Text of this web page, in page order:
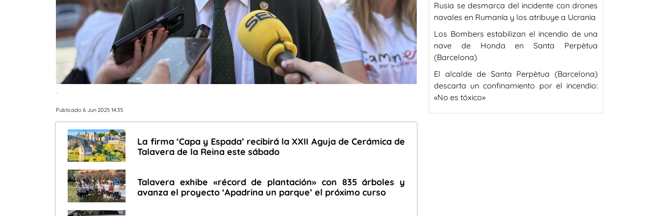
.
Publicado 6 Jun 2025 14:35
La firma ‘Capa y Espada’ recibirá la XXII Aguja de Cerámica de
Talavera de la Reina este sábado
Talavera exhibe «récord de plantación» con 835 árboles y
avanza el proyecto ‘Apadrina un parque’ el próximo curso
Rusia se desmarca del incidente con drones
navales en Rumanía y los atribuye a Ucrania
Los Bombers estabilizan el incendio de una
nave de Honda en Santa Perpètua
(Barcelona)
El alcalde de Santa Perpètua (Barcelona)
descarta un confinamiento por el incendio:
«No es tóxico»